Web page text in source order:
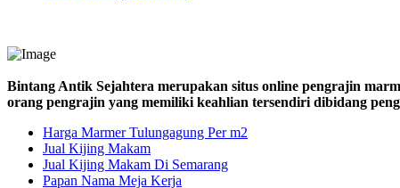
Bintang Antik Sejahtera merupakan situs online pengrajin
orang pengrajin yang memiliki keahlian tersendiri dibidang
Harga Marmer Tulungagung Per m2
Jual Kijing Makam
Jual Kijing Makam Di Semarang
Papan Nama Meja Kerja